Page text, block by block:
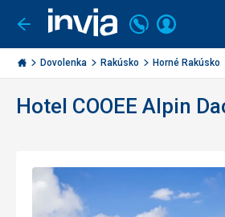
Ísť
späť
Invia.sk
Volajte
+421
2
3221
Prihlásiť
Dovolenka Rakúsko Horné Rakúsko
Hotel COOEE Alpin